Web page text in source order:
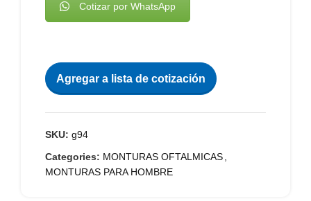
Cotizar por WhatsApp
Agregar a lista de cotización
SKU: g94
Categories: MONTURAS OFTALMICAS
MONTURAS PARA HOMBRE